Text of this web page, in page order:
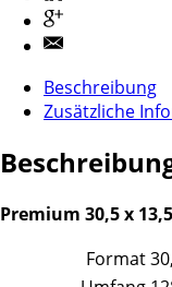
Beschreibung
Zusätzliche
Premium 30,5 x
Format